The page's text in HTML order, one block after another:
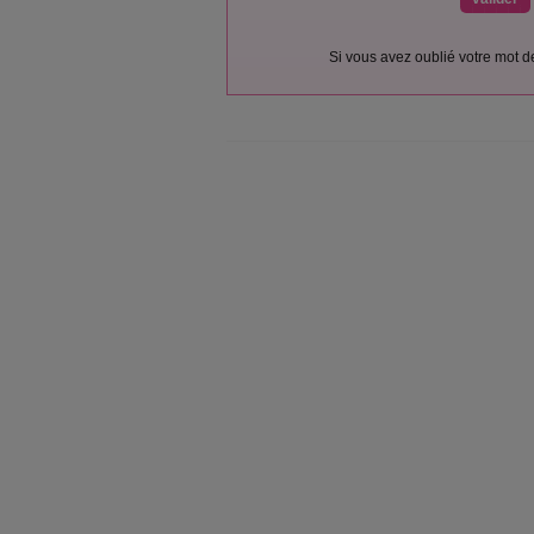
Si vous avez oublié votre mot